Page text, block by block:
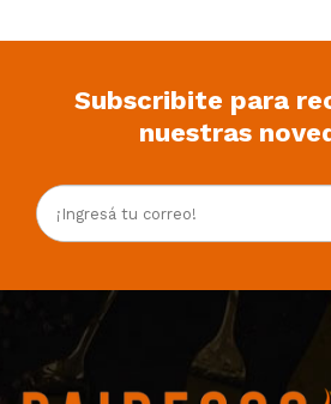
Subscribite para
nuestras